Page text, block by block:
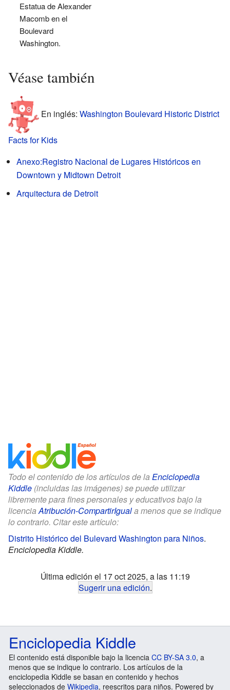
Estatua de Alexander
Macomb en el
Boulevard
Washington.
Véase también
En inglés: Washington Boulevard Historic District
Facts for Kids
Anexo:Registro Nacional de Lugares Históricos en
Downtown y Midtown Detroit
Arquitectura de Detroit
Todo el contenido de los artículos de la Enciclopedia
Kiddle (incluidas las imágenes) se puede utilizar
libremente para fines personales y educativos bajo la
licenciaAtribución-CompartirIguala menos que se indique
lo contrario. Citar este artículo:
Distrito Histórico del Bulevard Washington para Niños.
Enciclopedia Kiddle.
Última edición el 17 oct 2025, a las 11:19
Sugerir una edición.
Enciclopedia Kiddle
El contenido está disponible bajo la licencia CC BY-SA 3.0, a
menos que se indique lo contrario. Los artículos de la
enciclopedia Kiddle se basan en contenido y hechos
seleccionados de Wikipedia, reescritos para niños. Powered by